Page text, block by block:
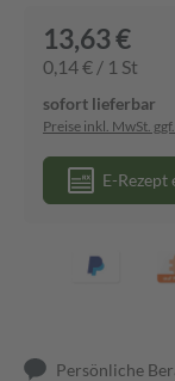
13,63 €
0,14 € / 1 St
sofort lieferbar
Preise inkl. MwSt.
E-Rezept
Persönliche